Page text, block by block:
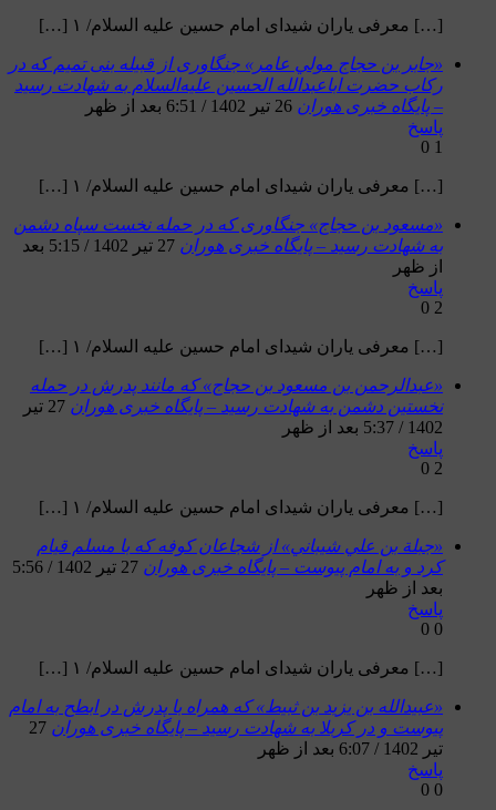
[…] معرفی یاران شیدای امام حسین علیه السلام/ ۱ […]
«جابر بن حجاج مولي عامر» جنگاوری از قبیله بنی تمیم که در
رکاب حضرت اباعبدالله الحسین علیه‌السلام به شهادت رسید
– پایگاه خبری هوران 26 تیر 1402 / 6:51 بعد از ظهر
پاسخ
1
0
[…] معرفی یاران شیدای امام حسین علیه السلام/ ۱ […]
«مسعود بن حجاج» جنگاوری که در حمله نخست سپاه دشمن
به شهادت رسید – پایگاه خبری هوران
27 تیر 1402 / 5:15 بعد
از ظهر
پاسخ
2
0
[…] معرفی یاران شیدای امام حسین علیه السلام/ ۱ […]
«عبدالرحمن بن مسعود بن حجاج» که مانند پدرش در حمله
نخستین دشمن به شهادت رسید – پایگاه خبری هوران
27 تیر
1402 / 5:37 بعد از ظهر
پاسخ
2
0
[…] معرفی یاران شیدای امام حسین علیه السلام/ ۱ […]
«جبلة بن علي شيباني» از شجاعان کوفه که با مسلم قیام
کرد و به امام پیوست – پایگاه خبری هوران
27 تیر 1402 / 5:56
بعد از ظهر
پاسخ
0
0
[…] معرفی یاران شیدای امام حسین علیه السلام/ ۱ […]
«عبيدالله بن يزيد بن ثبيط» که همراه با پدرش در ابطح به امام
پیوست و در کربلا به شهادت رسید – پایگاه خبری هوران 27
تیر 1402 / 6:07 بعد از ظهر
پاسخ
0
0